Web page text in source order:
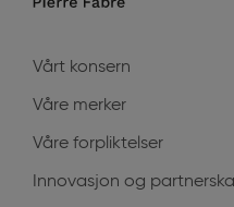
Vårt konsern
Våre merker
Våre forpliktelser
Innovasjon og